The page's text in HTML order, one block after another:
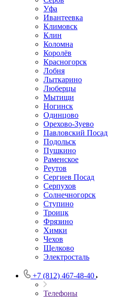
Уфа
Ивантеевка
Климовск
Клин
Коломна
Королёв
Красногорск
Лобня
Лыткарино
Люберцы
Мытищи
Ногинск
Одинцово
Орехово-Зуево
Павловский Посад
Подольск
Пушкино
Раменское
Реутов
Сергиев Посад
Серпухов
Солнечногорск
Ступино
Троицк
Фрязино
Химки
Чехов
Щелково
Электросталь
+7 (812) 467-48-40
Телефоны